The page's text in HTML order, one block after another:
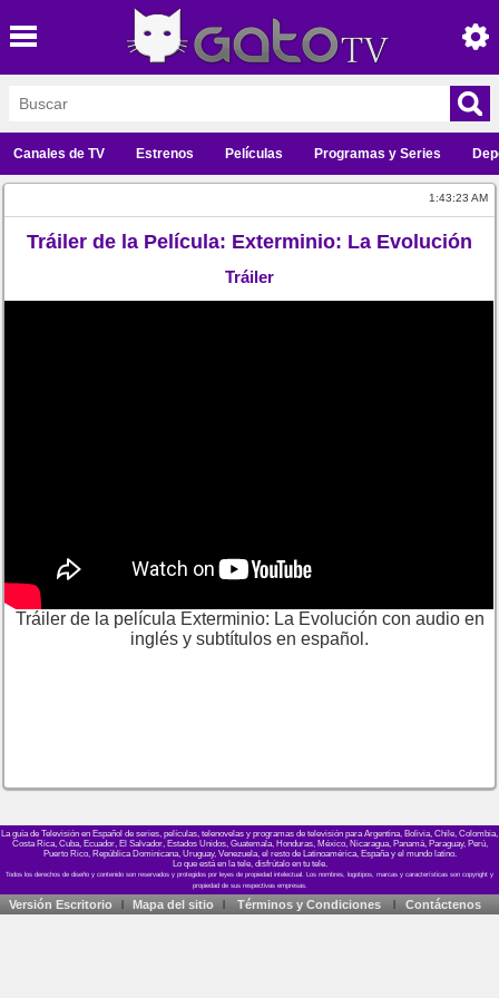
Canales de TV Estrenos Películas Programas y Series
1:43:23 AM
Tráiler de la Película: Exterminio: La Evolución
Tráiler
Tráiler de la película Exterminio: La Evolución con audio en
inglés y subtítulos en español.
La guía de Televisión en Español de series, películas, telenovelas y programas de televisión para Argentina, Bolivia, Chile, Colombia,
Costa Rica, Cuba, Ecuador, El Salvador, Estados Unidos, Guatemala, Honduras, México, Nicaragua, Panamá, Paraguay, Perú,
Puerto Rico, República Dominicana, Uruguay, Venezuela, el resto de Latinoamérica, España y el mundo latino.
Lo que está en la tele, disfrútalo en tu tele.
Versión Escritorio Mapa del sitio Términos y Condiciones Contáctenos